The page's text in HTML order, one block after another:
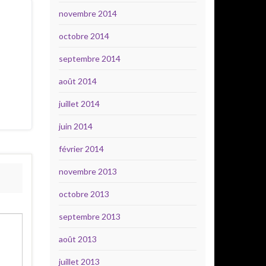
novembre 2014
octobre 2014
septembre 2014
août 2014
juillet 2014
juin 2014
février 2014
novembre 2013
octobre 2013
septembre 2013
août 2013
juillet 2013